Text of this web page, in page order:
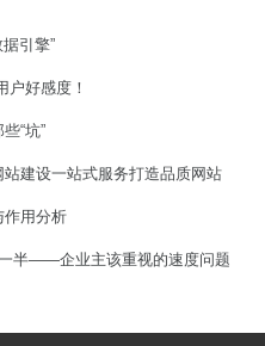
引擎”
户好感度！
“坑”
建设一站式服务打造品质网站
作用分析
半——企业主该重视的速度问题